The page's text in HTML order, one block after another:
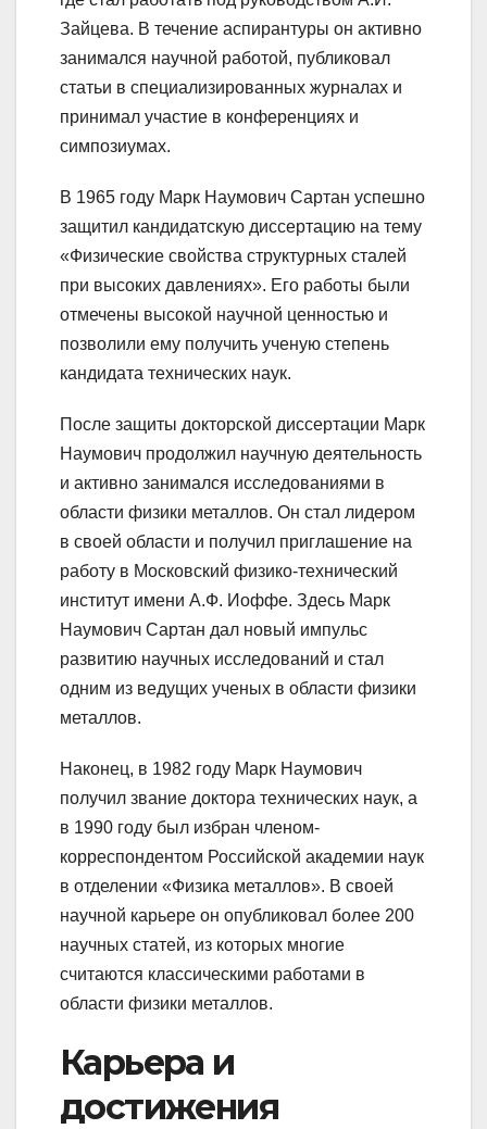
Зайцева. В течение аспирантуры он активно
занимался научной работой, публиковал
статьи в специализированных журналах и
принимал участие в конференциях и
симпозиумах.
В 1965 году Марк Наумович Сартан успешно
защитил кандидатскую диссертацию на тему
«Физические свойства структурных сталей
при высоких давлениях». Его работы были
отмечены высокой научной ценностью и
позволили ему получить ученую степень
кандидата технических наук.
После защиты докторской диссертации Марк
Наумович продолжил научную деятельность
и активно занимался исследованиями в
области физики металлов. Он стал лидером
в своей области и получил приглашение на
работу в Московский физико-технический
институт имени А.Ф. Иоффе. Здесь Марк
Наумович Сартан дал новый импульс
развитию научных исследований и стал
одним из ведущих ученых в области физики
металлов.
Наконец, в 1982 году Марк Наумович
получил звание доктора технических наук, а
в 1990 году был избран членом-
корреспондентом Российской академии наук
в отделении «Физика металлов». В своей
научной карьере он опубликовал более 200
научных статей, из которых многие
считаются классическими работами в
области физики металлов.
Карьера и
достижения